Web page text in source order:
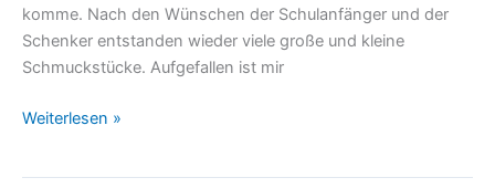
komme. Nach den Wünschen der Schulanfänger und der
Schenker entstanden wieder viele große und kleine
Schmuckstücke. Aufgefallen ist mir
Weiterlesen »